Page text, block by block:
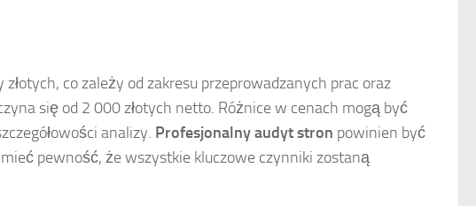
co zależy od zakresu przeprowadzanych prac oraz
się od 2 000 złotych netto. Różnice w cenach mogą być
analizy. Profesjonalny audyt stron powinien być
pewność, że wszystkie kluczowe czynniki zostaną